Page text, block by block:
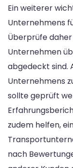
Ein weiterer
Unternehmens
Überprüfe
Unternehmen
abgedeckt sind.
Unternehmens
sollte geprüft
zudem helfen,
nach